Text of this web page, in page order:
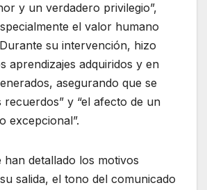
y un verdadero privilegio”,
el valor humano
su intervención, hizo
aprendizajes adquiridos y en
asegurando que se
recuerdos” y “el afecto de un
excepcional”.
han detallado los motivos
salida, el tono del comunicado